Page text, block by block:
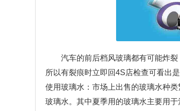
汽车的前后档风玻璃都有可能炸
所以有裂痕时立即回4S店检查可看出
使用玻璃水：市场上出售的玻璃水种
玻璃水。其中夏季用的玻璃水主要用